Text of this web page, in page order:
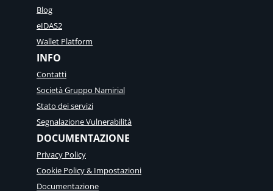
Blog
eIDAS2
Wallet Platform
INFO
Contatti
Società Gruppo Namirial
Stato dei servizi
Segnalazione Vulnerabilità
DOCUMENTAZIONE
Privacy Policy
Cookie Policy & Impostazioni
Documentazione